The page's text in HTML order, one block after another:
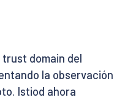
domain del
la observación
Istiod ahora